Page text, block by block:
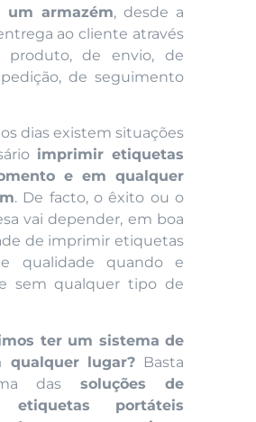
um armazém, desde a
ao cliente através
de envio, de
de seguimento
dias existem situações
imprimir etiquetas
e em qualquer
. De facto, o êxito ou o
vai depender, em boa
de imprimir etiquetas
qualidade quando e
sem qualquer tipo de
ter um sistema de
qualquer lugar? Basta
das soluções de
etiquetas portáteis